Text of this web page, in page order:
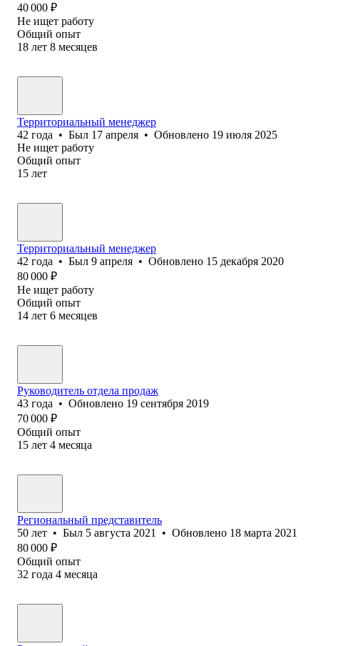
40 000 ₽
Не ищет работу
Общий опыт
18 лет 8 месяцев
Территориальный менеджер
42 года • Был 17 апреля • Обновлено 19 июля 2025
Не ищет работу
Общий опыт
15 лет
Территориальный менеджер
42 года • Был 9 апреля • Обновлено 15 декабря 2020
80 000 ₽
Не ищет работу
Общий опыт
14 лет 6 месяцев
Руководитель отдела продаж
43 года • Обновлено 19 сентября 2019
70 000 ₽
Общий опыт
15 лет 4 месяца
Региональный представитель
50 лет • Был 5 августа 2021 • Обновлено 18 марта 2021
80 000 ₽
Общий опыт
32 года 4 месяца